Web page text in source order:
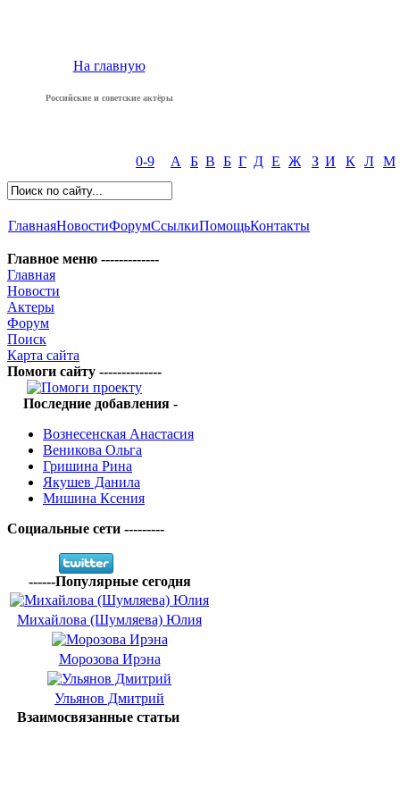
На главную
Российские и советские актёры
0-9 А Б В Б Г Д Е Ж З И К Л М
ГлавнаяНовостиФорумСсылкиПомощьКонтакты
Главное меню -------------
Главная
Новости
Актеры
Форум
Поиск
Карта сайта
Помоги сайту --------------
Последние добавления -
Вознесенская Анастасия
Веникова Ольга
Гришина Рина
Якушев Данила
Мишина Ксения
Социальные сети ---------
------Популярные сегодня
Михайлова (Шумляева) Юлия
Морозова Ирэна
Ульянов Дмитрий
Взаимосвязанные статьи